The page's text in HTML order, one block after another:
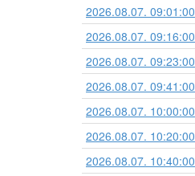
2026.08.07. 09:01:00
2026.08.07. 09:16:00
2026.08.07. 09:23:00
2026.08.07. 09:41:00
2026.08.07. 10:00:00
2026.08.07. 10:20:00
2026.08.07. 10:40:00